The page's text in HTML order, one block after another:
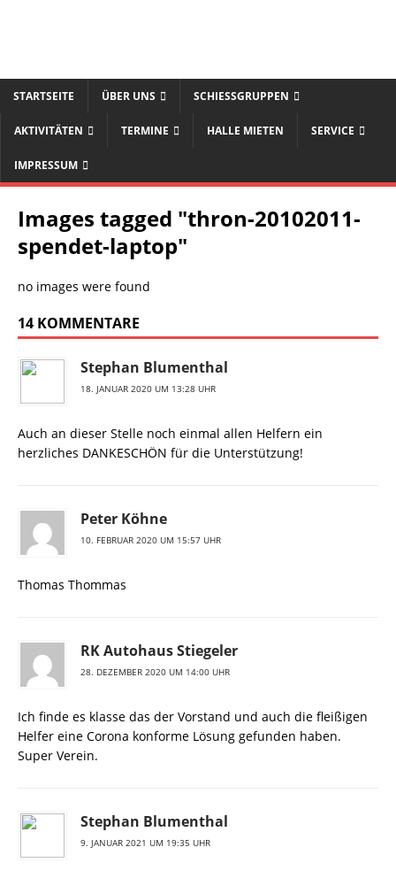
STARTSEITE ÜBER UNS SCHIESSGRUPPEN
AKTIVITÄTEN TERMINE HALLE MIETEN SERVICE
IMPRESSUM
Images tagged "thron-20102011-
spendet-laptop"
no images were found
14 KOMMENTARE
Stephan Blumenthal
18. JANUAR 2020 UM 13:28 UHR
Auch an dieser Stelle noch einmal allen Helfern ein
herzliches DANKESCHÖN für die Unterstützung!
Peter Köhne
10. FEBRUAR 2020 UM 15:57 UHR
Thomas Thommas
RK Autohaus Stiegeler
28. DEZEMBER 2020 UM 14:00 UHR
Ich finde es klasse das der Vorstand und auch die fleißigen
Helfer eine Corona konforme Lösung gefunden haben.
Super Verein.
Stephan Blumenthal
9. JANUAR 2021 UM 19:35 UHR